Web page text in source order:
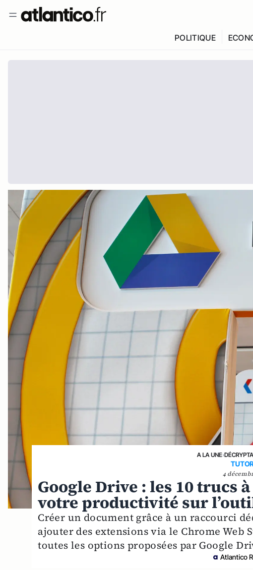
POLITIQUE
A LA UNE›
4
Google Drive : les 10
votre productivité sur
Créer un document grâce à un raccourci
ajouter des extensions via le Chrome Web
toutes les options proposées par Google
Atlantico